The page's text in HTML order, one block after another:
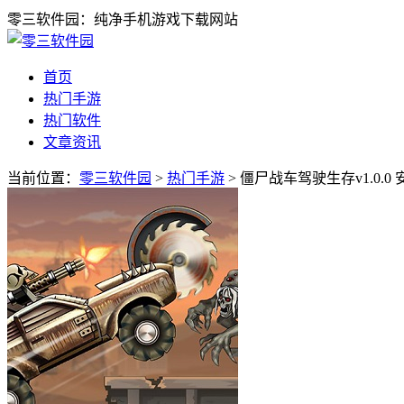
零三软件园：纯净手机游戏下载网站
首页
热门手游
热门软件
文章资讯
当前位置： 零三软件园 > 热门手游 > 僵尸战车驾驶生存v1.0.0